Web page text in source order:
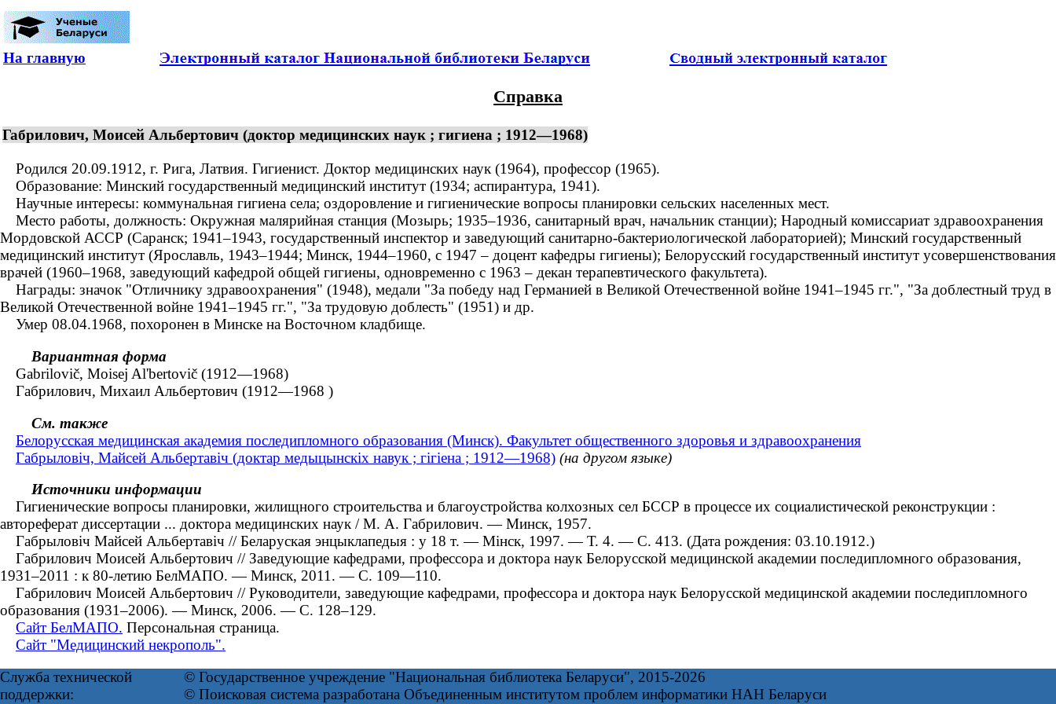
На главную
Справка
Габрилович, Моисей Альбертович (доктор медицинских наук ; гигиена ; 1912—1968)
Родился 20.09.1912, г. Рига, Латвия. Гигиенист. Доктор медицинских наук (1964), профессор (1965).
Образование: Минский государственный медицинский институт (1934; аспирантура, 1941).
Научные интересы: коммунальная гигиена села; оздоровление и гигиенические вопросы планировки сельских населенных мест.
Место работы, должность: Окружная малярийная станция (Мозырь; 1935–1936, санитарный врач, начальник станции); Народный комиссариат здравоохранения
Мордовской АССР (Саранск; 1941–1943, государственный инспектор и заведующий санитарно-бактериологической лабораторией); Минский государственный
медицинский институт (Ярославль, 1943–1944; Минск, 1944–1960, с 1947 – доцент кафедры гигиены); Белорусский государственный институт усовершенствования
врачей (1960–1968, заведующий кафедрой общей гигиены, одновременно с 1963 – декан терапевтического факультета).
Награды: значок "Отличнику здравоохранения" (1948), медали "За победу над Германией в Великой Отечественной войне 1941–1945 гг.", "За доблестный труд в
Великой Отечественной войне 1941–1945 гг.", "За трудовую доблесть" (1951) и др.
Умер 08.04.1968, похоронен в Минске на Восточном кладбище.
Вариантная форма
Gabrilovič, Moisej Al'bertovič (1912—1968)
Габрилович, Михаил Альбертович (1912—1968 )
См. также
Белорусская медицинская академия последипломного образования (Минск). Факультет общественного здоровья и здравоохранения
Габрыловіч, Майсей Альбертавіч (доктар медыцынскіх навук ; гігіена ; 1912—1968) (на другом языке)
Источники информации
Гигиенические вопросы планировки, жилищного строительства и благоустройства колхозных сел БССР в процессе их социалистической реконструкции :
автореферат диссертации ... доктора медицинских наук / М. А. Габрилович. — Минск, 1957.
Габрыловіч Майсей Альбертавіч // Беларуская энцыклапедыя : у 18 т. — Мінск, 1997. — Т. 4. — С. 413. (Дата рождения: 03.10.1912.)
Габрилович Моисей Альбертович // Заведующие кафедрами, профессора и доктора наук Белорусской медицинской академии последипломного образования,
1931–2011 : к 80-летию БелМАПО. — Минск, 2011. — С. 109—110.
Габрилович Моисей Альбертович // Руководители, заведующие кафедрами, профессора и доктора наук Белорусской медицинской академии последипломного
образования (1931–2006). — Минск, 2006. — С. 128–129.
Сайт БелМАПО. Персональная страница.
Сайт "Медицинский некрополь".
Служба технической
поддержки:
© Государственное учреждение "Национальная библиотека Беларуси", 2015-2026
© Поисковая система разработана Объединенным институтом проблем информатики НАН Беларуси